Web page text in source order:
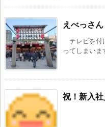
えべっさん
テレビを付
ってしまい
祝！新入社